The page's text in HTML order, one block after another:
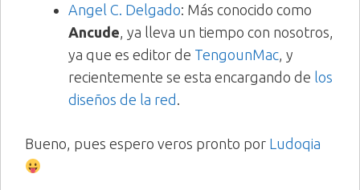
Angel C. Delgado: Más conocido como
Ancude , ya lleva un tiempo con nosotros,
ya que es editor de TengounMac , y
recientemente se esta encargando de los
diseños de la red
Bueno, pues espero veros pronto por Ludoqia